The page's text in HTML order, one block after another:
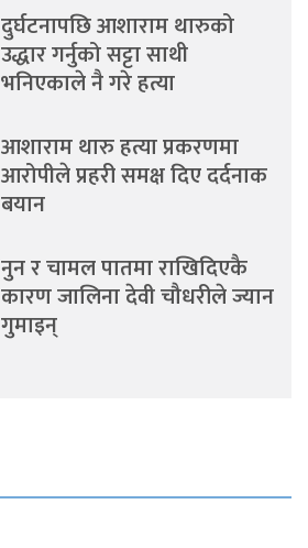
दुर्घटनापछि आशाराम थारुको
उद्धार गर्नुको सट्टा साथी
भनिएकाले नै गरे हत्या
आशाराम थारु हत्या प्रकरणमा
आरोपीले प्रहरी समक्ष दिए दर्दनाक
बयान
नुन र चामल पातमा राखिदिएकै
कारण जालिना देवी चौधरीले ज्यान
गुमाइन्